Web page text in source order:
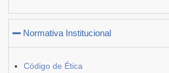
Normativa Institucional
Código de Ética